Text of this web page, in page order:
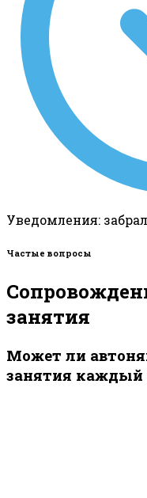
Уведомления:
Частые вопросы
занятия
Может ли
занятия каждый